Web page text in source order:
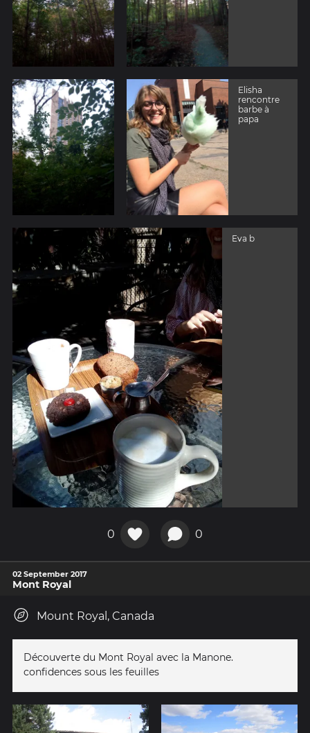
Elisha
rencontre
barbe à
papa
Eva b
0 0
02 September 2017
Mont Royal
Mount Royal, Canada
Découverte du Mont Royal avec la Manone.
confidences sous les feuilles